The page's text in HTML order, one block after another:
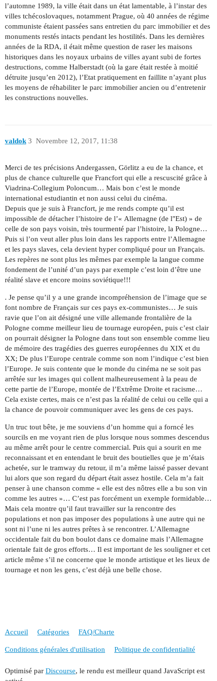
l’automne 1989, la ville était dans un état lamentable, à l’instar des
villes tchécoslovaques, notamment Prague, où 40 années de régime
communiste étaient passées sans entretien du parc immobilier et des
monuments restés intacts pendant les hostilités. Dans les dernières
années de la RDA, il était même question de raser les maisons
historiques dans les noyaux urbains de villes ayant subi de fortes
destructions, comme Halberstadt (où la gare était restée à moitié
détruite jusqu’en 2012), l’Etat pratiquement en faillite n’ayant plus
les moyens de réhabiliter le parc immobilier ancien ou d’entretenir
les constructions nouvelles.
valdok Novembre 12, 2017, 11:38
3
Merci de tes précisions Andergassen, Görlitz a eu de la chance, et
plus de chance culturelle que Francfort qui elle a rescuscité grâce à
Viadrina-Collegium Poloncum… Mais bon c’est le monde
international estudiantin et non aussi celui du cinéma.
Depuis que je suis à Francfort, je me rends compte qu’il est
impossible de détacher l’histoire de l’« Allemagne (de l"Est) » de
celle de son pays voisin, très tourmenté par l’histoire, la Pologne…
Puis si l’on veut aller plus loin dans les rapports entre l’Allemagne
et les pays slaves, cela devient hyper compliqué pour un Français.
Les repères ne sont plus les mêmes par exemple la langue comme
fondement de l’unité d’un pays par exemple c’est loin d’être une
réalité slave et encore moins soviétique!!!
. Je pense qu’il y a une grande incompréhension de l’image que se
font nombre de Français sur ces pays ex-communistes… Je suis
ravie que l’on ait désigné une ville allemande frontalière de la
Pologne comme meilleur lieu de tournage européen, puis c’est clair
on pourrait désigner la Pologne dans tout son ensemble comme lieu
de mémoire des tragédies des guerres européennes du XIX et du
XX; De plus l’Europe centrale comme son nom l’indique c’est bien
l’Europe. Je suis contente que le monde du cinéma ne se soit pas
arrêtée sur les images qui collent malheureusement à la peau de
cette partie de l’Europe, montée de l’Extrême Droite et racisme…
Cela existe certes, mais ce n’est pas la réalité de celui ou celle qui a
la chance de pouvoir communiquer avec les gens de ces pays.
Un truc tout bête, je me souviens d’un homme qui a forncé les
sourcils en me voyant rien de plus lorsque nous sommes descendus
au même arrêt pour le centre commercial. Puis qui a sourit en me
reconnaissant et en entendant le bruit des boutielles que je m’étais
achetée, sur le tramway du retour, il m’a même laissé passer devant
lui alors que son regard du départ était assez hostile. Cela m’a fait
penser à une chanson comme « elle est des nôtres elle a bu son vin
comme les autres »… C’est pas forcément un exemple formidable…
Mais cela montre qu’il faut travailler sur la rencontre des
populations et non pas imposer des populations à une autre qui ne
sont ni l’une ni les autres prêtes à se rencontrer. L’Allemagne
occidentale fait du bon boulot dans ce domaine mais l’Allemagne
orientale fait de gros efforts… Il est important de les souligner et cet
article même s’il ne concerne que le monde artistique et les lieux de
tournage et non les gens, c’est déjà une belle chose.
Accueil Catégories FAQ/Charte
Conditions générales d'utilisation Politique de confidentialité
Optimisé par Discourse, le rendu est meilleur quand JavaScript est